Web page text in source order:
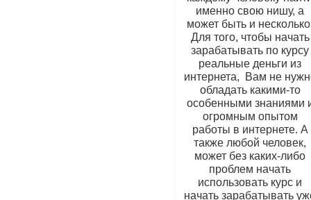
именно свою нишу, а
может быть и
Для того, чтобы начать
зарабатывать по курсу
реальные деньги из
интернета, Вам не
обладать какими-то
особенными знаниями
огромным опытом
работы в интернете. А
также любой человек,
может без каких-либо
проблем начать
использовать курс и
начать зарабатывать